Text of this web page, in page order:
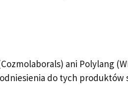
ani Polylang
do tych produktów